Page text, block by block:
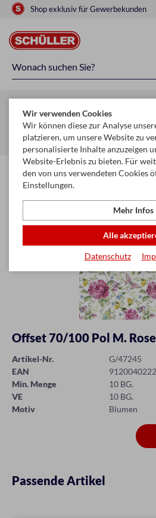
Shop exklusiv für Gewerbekunden
Startseite Glückwunschkarten &
Offset Bögen
Offset 70/100 Pol M.
Artikel-Nr.
G/47245
EAN
Min. Menge
10 BG.
VE
10 BG.
Motiv
Blumen
Passende Artikel
Wir verwenden Cookies
Wir können diese zur Analyse
platzieren, um unsere Website zu
personalisierte Inhalte anzuzeigen
Website-Erlebnis zu bieten. Für
den von uns verwendeten Cookies
Einstellungen.
Mehr Infos
Alle
Datenschutz